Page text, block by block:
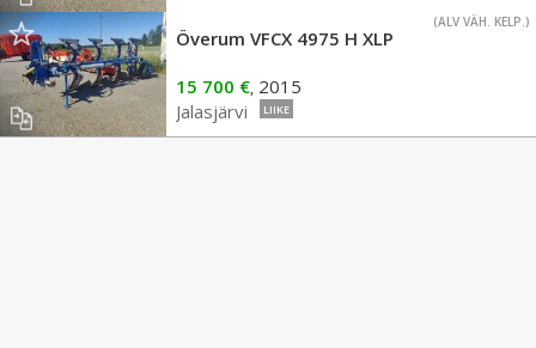
(ALV VÄH. KELP.)
Överum VFCX 4975 H XLP
15 700 €, 2015
Jalasjärvi
LIIKE